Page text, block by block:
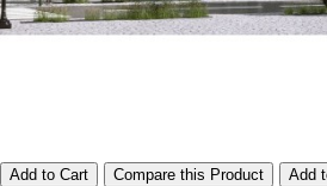
Add to Cart Compare this Product Add